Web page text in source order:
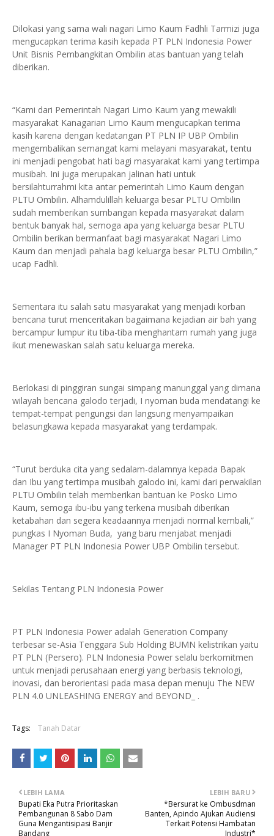
Dilokasi yang sama wali nagari Limo Kaum Fadhli Tarmizi juga
mengucapkan terima kasih kepada PT PLN Indonesia Power
Unit Bisnis Pembangkitan Ombilin atas bantuan yang telah
diberikan.
“Kami dari Pemerintah Nagari Limo Kaum yang mewakili
masyarakat Kanagarian Limo Kaum mengucapkan terima
kasih karena dengan kedatangan PT PLN IP UBP Ombilin
mengembalikan semangat kami melayani masyarakat, tentu
ini menjadi pengobat hati bagi masyarakat kami yang tertimpa
musibah. Ini juga merupakan jalinan hati untuk
bersilahturrahmi kita antar pemerintah Limo Kaum dengan
PLTU Ombilin. Alhamdulillah keluarga besar PLTU Ombilin
sudah memberikan sumbangan kepada masyarakat dalam
bentuk banyak hal, semoga apa yang keluarga besar PLTU
Ombilin berikan bermanfaat bagi masyarakat Nagari Limo
Kaum dan menjadi pahala bagi keluarga besar PLTU Ombilin,”
ucap Fadhli.
Sementara itu salah satu masyarakat yang menjadi korban
bencana turut menceritakan bagaimana kejadian air bah yang
bercampur lumpur itu tiba-tiba menghantam rumah yang juga
ikut menewaskan salah satu keluarga mereka.
Berlokasi di pinggiran sungai simpang manunggal yang dimana
wilayah bencana galodo terjadi, I nyoman buda mendatangi ke
tempat-tempat pengungsi dan langsung menyampaikan
belasungkawa kepada masyarakat yang terdampak.
“Turut berduka cita yang sedalam-dalamnya kepada Bapak
dan Ibu yang tertimpa musibah galodo ini, kami dari perwakilan
PLTU Ombilin telah memberikan bantuan ke Posko Limo
Kaum, semoga ibu-ibu yang terkena musibah diberikan
ketabahan dan segera keadaannya menjadi normal kembali,”
pungkas I Nyoman Buda, yang baru menjabat menjadi
Manager PT PLN Indonesia Power UBP Ombilin tersebut.
Sekilas Tentang PLN Indonesia Power
PT PLN Indonesia Power adalah Generation Company
terbesar se-Asia Tenggara Sub Holding BUMN kelistrikan yaitu
PT PLN (Persero). PLN Indonesia Power selalu berkomitmen
untuk menjadi perusahaan energi yang berbasis teknologi,
inovasi, dan berorientasi pada masa depan menuju The NEW
PLN 4.0 UNLEASHING ENERGY and BEYOND_ .
Tags: Tanah Datar
LEBIH BARU
*Bersurat ke Ombusdman
Banten, Apindo Ajukan Audiensi
Terkait Potensi Hambatan
Industri*
LEBIH LAMA
Bupati Eka Putra Prioritaskan
Pembangunan 8 Sabo Dam
Guna Mengantisipasi Banjir
Bandang